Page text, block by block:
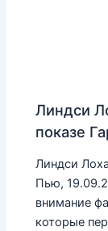
Линдси
показе
Линдси
Пью,
внимание
которые